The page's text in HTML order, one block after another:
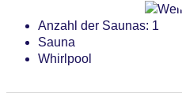
Anzahl der Saunas: 1
Sauna
Whirlpool